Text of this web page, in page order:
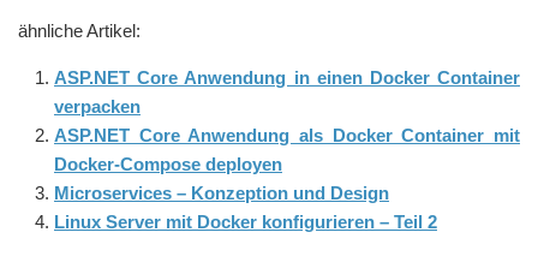
ähnliche Artikel:
ASP.NET Core Anwendung in einen Docker Container
verpacken
ASP.NET Core Anwendung als Docker Container mit
Docker-Compose deployen
Microservices – Konzeption und Design
Linux Server mit Docker konfigurieren – Teil 2